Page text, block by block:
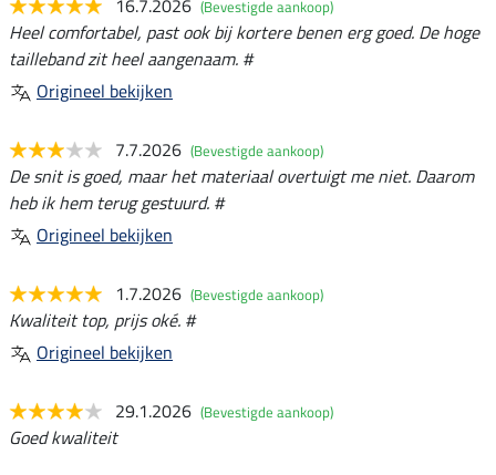
16.7.2026 (Bevestigde aankoop)
Heel comfortabel, past ook bij kortere benen erg goed. De hoge
tailleband zit heel aangenaam. #
Origineel bekijken
7.7.2026 (Bevestigde aankoop)
De snit is goed, maar het materiaal overtuigt me niet. Daarom
heb ik hem terug gestuurd. #
Origineel bekijken
1.7.2026 (Bevestigde aankoop)
Kwaliteit top, prijs oké. #
Origineel bekijken
29.1.2026 (Bevestigde aankoop)
Goed kwaliteit